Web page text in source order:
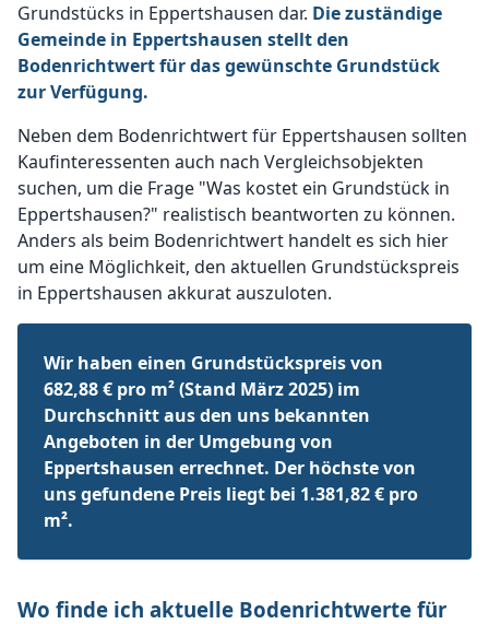
Grundstücks in Eppertshausen dar. Die zuständige
Gemeinde in Eppertshausen stellt den
Bodenrichtwert für das gewünschte Grundstück
zur Verfügung.
Neben dem Bodenrichtwert für Eppertshausen sollten
Kaufinteressenten auch nach Vergleichsobjekten
suchen, um die Frage "Was kostet ein Grundstück in
Eppertshausen?" realistisch beantworten zu können.
Anders als beim Bodenrichtwert handelt es sich hier
um eine Möglichkeit, den aktuellen Grundstückspreis
in Eppertshausen akkurat auszuloten.
Wir haben einen Grundstückspreis von
682,88 € pro m² (Stand März 2025) im
Durchschnitt aus den uns bekannten
Angeboten in der Umgebung von
Eppertshausen errechnet. Der höchste von
uns gefundene Preis liegt bei 1.381,82 € pro
m².
Wo finde ich aktuelle Bodenrichtwerte für